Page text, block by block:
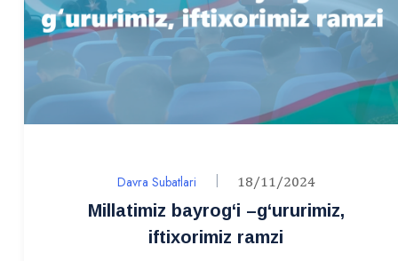
Davra Subatlari 18/11/2024
Millatimiz bayrogʻi –gʻururimiz,
iftixorimiz ramzi